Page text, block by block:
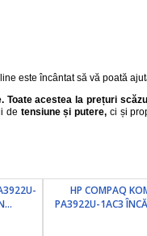
este încântat să vă poată
Toate acestea la prețuri
de tensiune și putere, ci și
HP COMPAQ
PA3922U-1AC3